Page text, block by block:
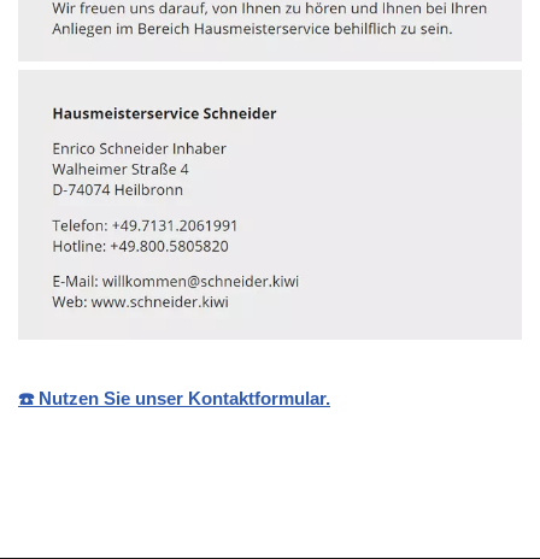
☎️ Nutzen Sie unser Kontaktformular.